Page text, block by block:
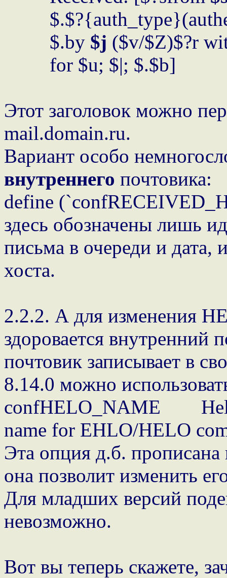
$.by $j ($v/$Z)$?r
for $u; $|; $.$b]
Этот заголовок можно
mail.domain.ru.
Вариант особо
внутреннего почтовика:
define
здесь обозначены лишь
письма в очереди и дата,
хоста.
2.2.2. А для изменения
здоровается внутренний
почтовик записывает в
8.14.0 можно
confHELO_NAME
name for EHLO/HELO
Эта опция д.б. прописана
она позволит изменить
Для младших версий
невозможно.
Вот вы теперь скажете,